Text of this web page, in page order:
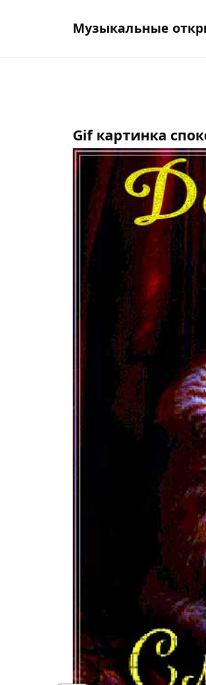
Музыкальные
Gif картинка